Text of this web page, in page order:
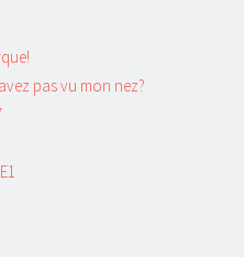
pas vu mon nez?